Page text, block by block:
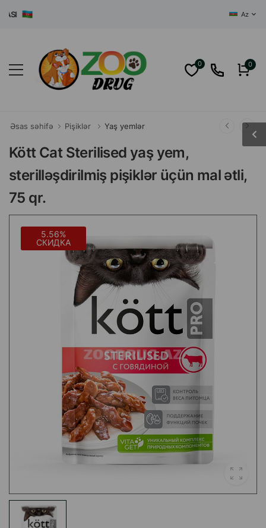
Az
0 0
Əsas səhifə Pişiklər Yaş yemlər
Kött Cat Sterilised yaş yem,
sterilləşdirilmiş pişiklər üçün mal ətli,
75 qr.
5.56%
СКИДКА